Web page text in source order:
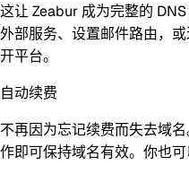
这让 Zeabur 成为完整的
外部服务、设置邮件路由，
开平台。
自动续费
不再因为忘记续费而失去域
作即可保持域名有效。你也